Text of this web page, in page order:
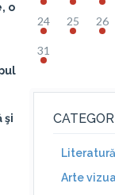
o
şi
24 25 26
31
Literatură
Arte